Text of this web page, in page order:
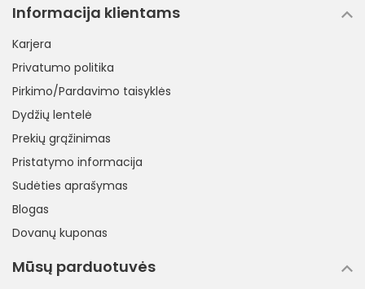
Informacija klientams
Karjera
Privatumo politika
Pirkimo/Pardavimo taisyklės
Dydžių lentelė
Prekių grąžinimas
Pristatymo informacija
Sudėties aprašymas
Blogas
Dovanų kuponas
Mūsų parduotuvės